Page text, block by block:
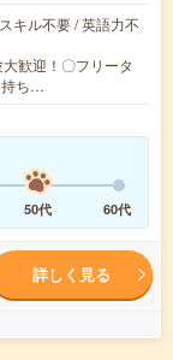
キル不要 / 英語力不
歓迎！〇フリータ
持ち…
50代 60代
詳しく見る